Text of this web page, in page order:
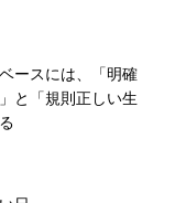
ースには、「明確
と「規則正しい生